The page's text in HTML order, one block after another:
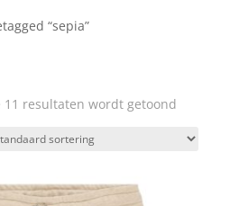
“sepia”
11 resultaten wordt getoond